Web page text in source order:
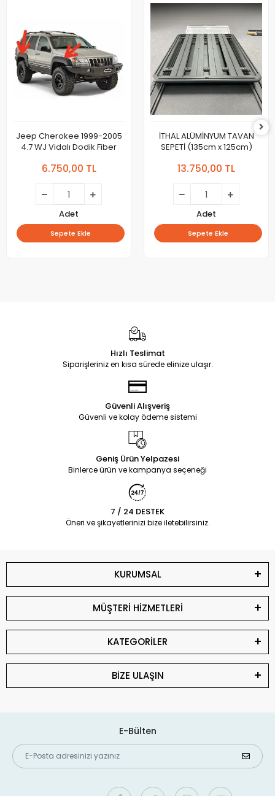
Jeep Cherokee 1999-2005
4.7 WJ Vidalı Dodik Fiber
6.750,00 TL
Adet
Sepete Ekle
İTHAL ALÜMİNYUM TAVAN
SEPETİ (135cm x 125cm)
13.750,00 TL
Adet
Sepete Ekle
Hızlı Teslimat
Siparişleriniz en kısa sürede elinize ulaşır.
Güvenli Alışveriş
Güvenli ve kolay ödeme sistemi
Geniş Ürün Yelpazesi
Binlerce ürün ve kampanya seçeneği
7 / 24 DESTEK
Öneri ve şikayetlerinizi bize iletebilirsiniz.
KURUMSAL
MÜŞTERİ HİZMETLERİ
KATEGORİLER
BİZE ULAŞIN
E-Bülten